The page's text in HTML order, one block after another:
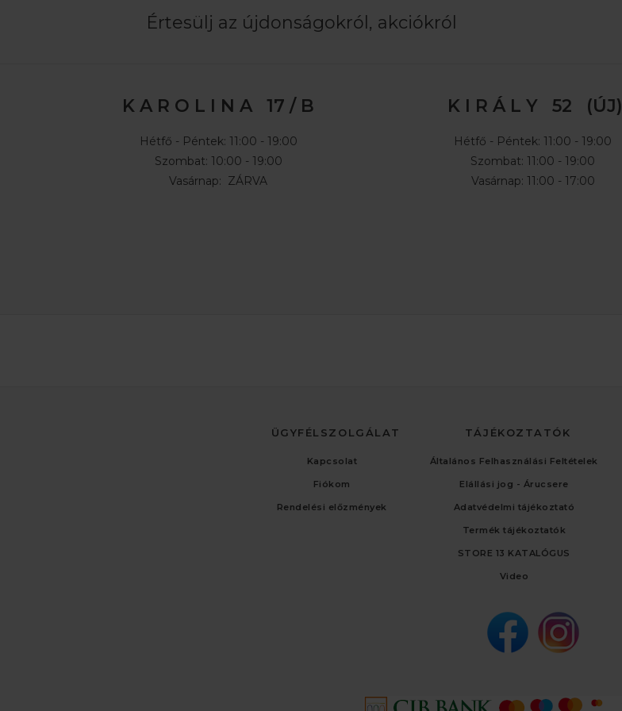
Értesülj az újdonságokról, akciókról
K A R O L I N A 17 / B
Hétfő - Péntek: 11:00 - 19:00
Szombat: 10:00 - 19:00
Vasárnap: ZÁRVA
K I R Á L Y 52 (ÚJ)
Hétfő - Péntek: 11:00 - 19:00
Szombat: 11:00 - 19:00
Vasárnap: 11:00 - 17:00
ÜGYFÉLSZOLGÁLAT
Kapcsolat
Fiókom
Rendelési előzmények
TÁJÉKOZTATÓK
Általános Felhasználási Feltételek
Elállási jog - Árucsere
Adatvédelmi tájékoztató
Termék tájékoztatók
STORE 13 KATALÓGUS
Video